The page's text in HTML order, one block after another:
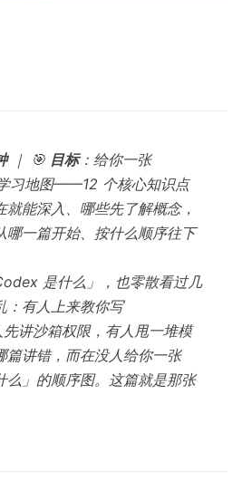
｜ 🎯 目标：给你一张
习地图——12 个核心知识点
就能深入、哪些先了解概念，
哪一篇开始、按什么顺序往下
是什么」，也零散看过几
：有人上来教你写
讲沙箱权限，有人甩一堆模
篇讲错，而在没人给你一张
么」的顺序图。这篇就是那张